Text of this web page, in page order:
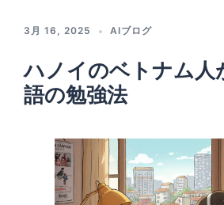
3月 16, 2025 AIブログ
ハノイのベトナム人
語の勉強法